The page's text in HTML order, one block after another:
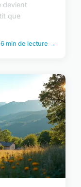
devient
que
6 min de lecture →